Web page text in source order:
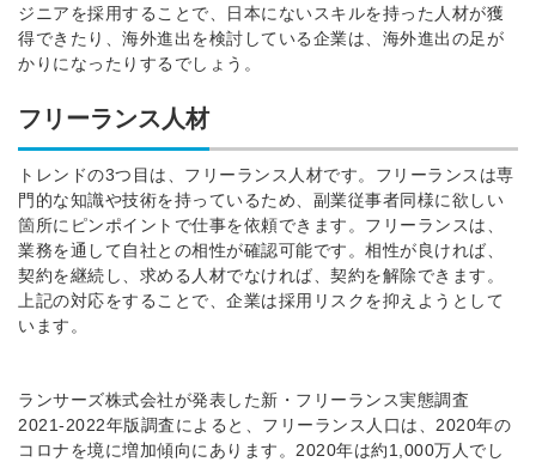
ジニアを採用することで、日本にないスキルを持った人材が獲
得できたり、海外進出を検討している企業は、海外進出の足が
かりになったりするでしょう。
フリーランス人材
トレンドの3つ目は、フリーランス人材です。フリーランスは専
門的な知識や技術を持っているため、副業従事者同様に欲しい
箇所にピンポイントで仕事を依頼できます。フリーランスは、
業務を通して自社との相性が確認可能です。相性が良ければ、
契約を継続し、求める人材でなければ、契約を解除できます。
上記の対応をすることで、企業は採用リスクを抑えようとして
います。
ランサーズ株式会社が発表した新・フリーランス実態調査
2021-2022年版調査によると、フリーランス人口は、2020年の
コロナを境に増加傾向にあります。2020年は約1,000万人でし